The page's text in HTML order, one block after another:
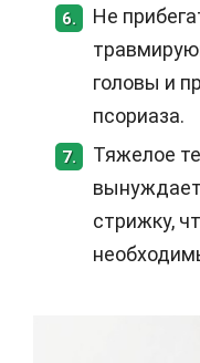
6.
Не
головы и
псориаза.
7.
Тяжелое
стрижку,